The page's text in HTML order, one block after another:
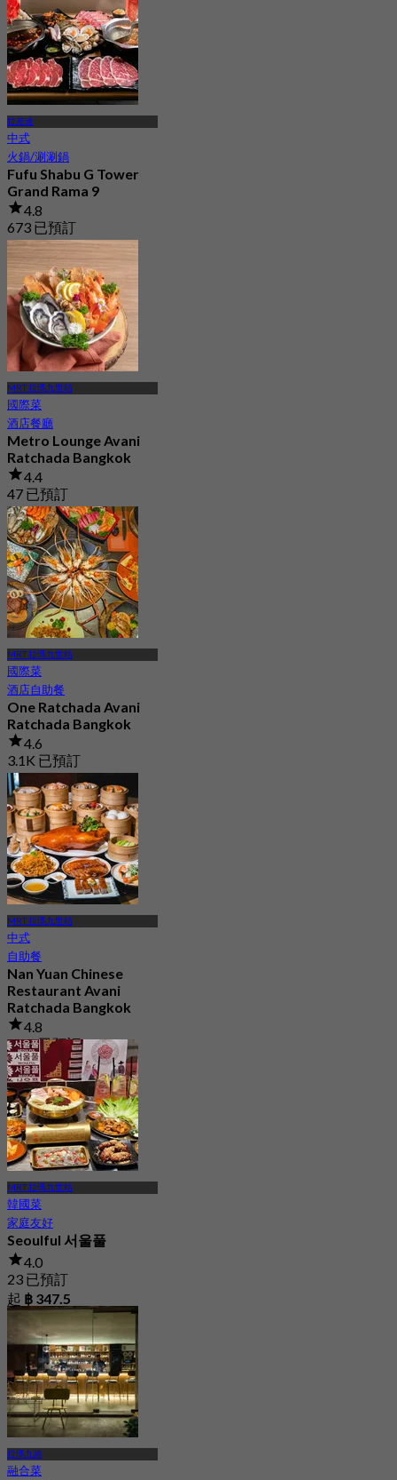
拉差達
中式
火鍋/涮涮鍋
Fufu Shabu G Tower
Grand Rama 9
4.8
673 已預訂
起฿ 638
MRT 拉瑪九世站
國際菜
酒店餐廳
Metro Lounge Avani
Ratchada Bangkok
4.4
47 已預訂
起฿ 325
MRT 拉瑪九世站
國際菜
酒店自助餐
One Ratchada Avani
Ratchada Bangkok
4.6
3.1K 已預訂
起
฿ 599
MRT 拉瑪九世站
中式
自助餐
Nan Yuan Chinese
Restaurant Avani
Ratchada Bangkok
4.8
2.3K 已預訂
起฿ 799
MRT 拉瑪九世站
韓國菜
家庭友好
Seoulful 서울풀
4.0
23 已預訂
起 ฿ 347.5
拉瑪九路
融合菜